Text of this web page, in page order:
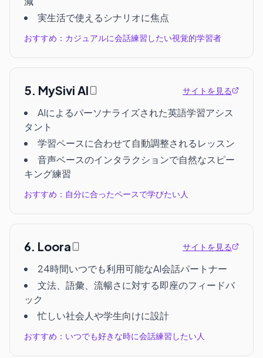
実生活で使えるシナリオに焦点
おすすめ：カジュアルに会話練習したい視覚的学習者
5. MySivi AI サイトを見る
AIによるパーソナライズされた英語学習アシス
タント
学習ペースに合わせて自動調整されるレッスン
音声ベースのインタラクションで自然なスピー
キング練習
おすすめ：自分に合ったペースで学びたい人
6. Loora サイトを見る
24時間いつでも利用可能なAI会話パートナー
文法、語彙、流暢さに対する即座のフィードバ
ック
忙しい社会人や学生向けに設計
おすすめ：いつでも好きな時に会話練習したい人